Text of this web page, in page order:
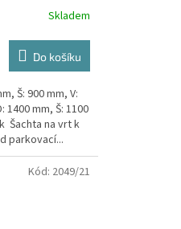
Skladem
Do košíku
Š: 900 mm, V:
1400 mm, Š: 1100
Šachta na vrt k
parkovací...
Kód: 2049/21